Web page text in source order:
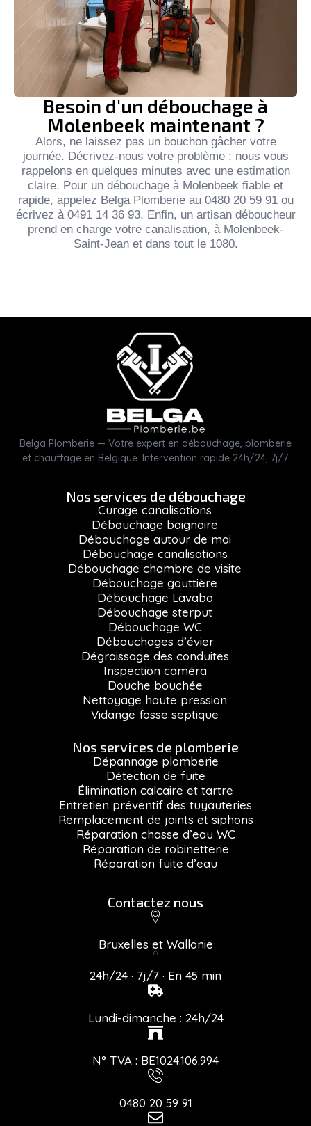
Besoin d'un débouchage à
Molenbeek maintenant ?
Alors, ne laissez pas un bouchon gâcher votre
journée. Décrivez-nous votre problème : nous vous
rappelons en quelques minutes avec une estimation
claire. Pour un débouchage à Molenbeek fiable et
rapide, appelez Belga Plomberie au 0480 20 59 91 ou
écrivez à 0491 14 36 93. Enfin, un artisan déboucheur
prend en charge votre canalisation, à Molenbeek-
Saint-Jean et dans tout le 1080.
Belga Plomberie — Votre expert en débouchage, plomberie
et chauffage en Belgique. Intervention rapide 24h/24, 7j/7.
Nos services de débouchage
Curage canalisations
Débouchage baignoire
Débouchage autour de moi
Débouchage canalisations
Débouchage chambre de visite
Débouchage gouttière
Débouchage Lavabo
Débouchage sterput
Débouchage WC
Débouchages d’évier
Dégraissage des conduites
Inspection caméra
Douche bouchée
Nettoyage haute pression
Vidange fosse septique
Nos services de plomberie
Dépannage plomberie
Détection de fuite
Élimination calcaire et tartre
Entretien préventif des tuyauteries
Remplacement de joints et siphons
Réparation chasse d’eau WC
Réparation de robinetterie
Réparation fuite d’eau
Contactez nous
Bruxelles et Wallonie
24h/24 · 7j/7 · En 45 min
Lundi-dimanche : 24h/24
N° TVA : BE1024.106.994
0480 20 59 91